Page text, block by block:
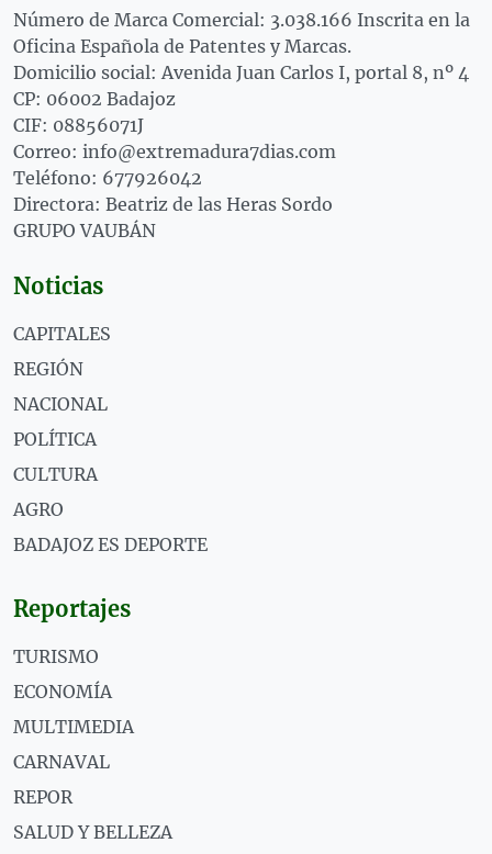
Número de Marca Comercial: 3.038.166 Inscrita en la
Oficina Española de Patentes y Marcas.
Domicilio social: Avenida Juan Carlos I, portal 8, nº 4
CP: 06002 Badajoz
CIF: 08856071J
Correo: info@extremadura7dias.com
Teléfono: 677926042
Directora: Beatriz de las Heras Sordo
GRUPO VAUBÁN
Noticias
CAPITALES
REGIÓN
NACIONAL
POLÍTICA
CULTURA
AGRO
BADAJOZ ES DEPORTE
Reportajes
TURISMO
ECONOMÍA
MULTIMEDIA
CARNAVAL
REPOR
SALUD Y BELLEZA